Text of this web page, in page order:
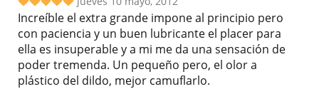
Increíble el extra grande impone al principio pero
con paciencia y un buen lubricante el placer para
ella es insuperable y a mi me da una sensación de
poder tremenda. Un pequeño pero, el olor a
plástico del dildo, mejor camuflarlo.